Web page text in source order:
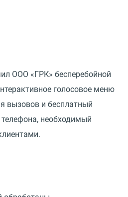
ООО «ГРК» бесперебойной
голосовое меню
вызовов и бесплатный
необходимый